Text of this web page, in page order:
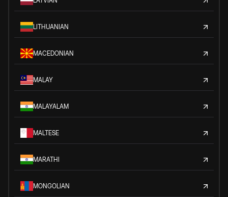
LITHUANIAN
MACEDONIAN
MALAY
MALAYALAM
MALTESE
MARATHI
MONGOLIAN